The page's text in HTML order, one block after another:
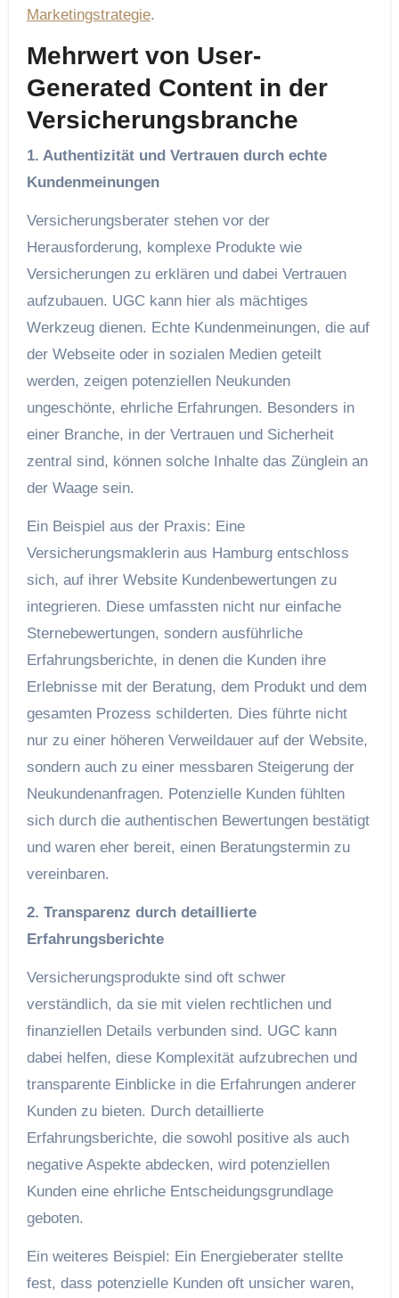
Marketingstrategie.
Mehrwert von User-
Generated Content in der
Versicherungsbranche
1. Authentizität und Vertrauen durch echte
Kundenmeinungen
Versicherungsberater stehen vor der
Herausforderung, komplexe Produkte wie
Versicherungen zu erklären und dabei Vertrauen
aufzubauen. UGC kann hier als mächtiges
Werkzeug dienen. Echte Kundenmeinungen, die auf
der Webseite oder in sozialen Medien geteilt
werden, zeigen potenziellen Neukunden
ungeschönte, ehrliche Erfahrungen. Besonders in
einer Branche, in der Vertrauen und Sicherheit
zentral sind, können solche Inhalte das Zünglein an
der Waage sein.
Ein Beispiel aus der Praxis: Eine
Versicherungsmaklerin aus Hamburg entschloss
sich, auf ihrer Website Kundenbewertungen zu
integrieren. Diese umfassten nicht nur einfache
Sternebewertungen, sondern ausführliche
Erfahrungsberichte, in denen die Kunden ihre
Erlebnisse mit der Beratung, dem Produkt und dem
gesamten Prozess schilderten. Dies führte nicht
nur zu einer höheren Verweildauer auf der Website,
sondern auch zu einer messbaren Steigerung der
Neukundenanfragen. Potenzielle Kunden fühlten
sich durch die authentischen Bewertungen bestätigt
und waren eher bereit, einen Beratungstermin zu
vereinbaren.
2. Transparenz durch detaillierte
Erfahrungsberichte
Versicherungsprodukte sind oft schwer
verständlich, da sie mit vielen rechtlichen und
finanziellen Details verbunden sind. UGC kann
dabei helfen, diese Komplexität aufzubrechen und
transparente Einblicke in die Erfahrungen anderer
Kunden zu bieten. Durch detaillierte
Erfahrungsberichte, die sowohl positive als auch
negative Aspekte abdecken, wird potenziellen
Kunden eine ehrliche Entscheidungsgrundlage
geboten.
Ein weiteres Beispiel: Ein Energieberater stellte
fest, dass potenzielle Kunden oft unsicher waren,